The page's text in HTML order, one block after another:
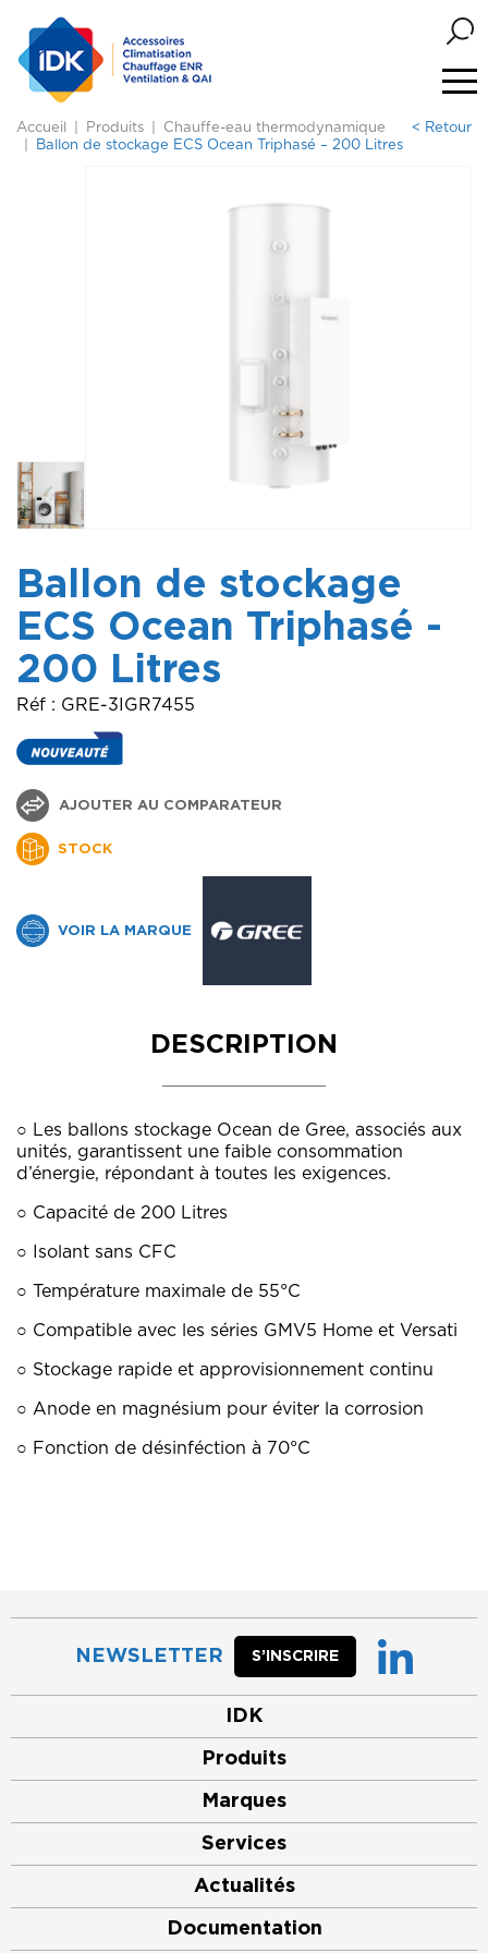
Accueil Produits
Chauffe-eau thermodynamique
Ballon de stockage ECS Ocean Triphasé – 200 Litres
< Retour
Ballon de stockage
ECS Ocean Triphasé -
200 Litres
Réf : GRE-3IGR7455
AJOUTER AU COMPARATEUR
VOIR LA MARQUE
STOCK
DESCRIPTION
○ Les ballons stockage Ocean de Gree, associés aux
unités, garantissent une faible consommation
d’énergie, répondant à toutes les exigences.
○ Capacité de 200 Litres
○ Isolant sans CFC
○ Température maximale de 55°C
○ Compatible avec les séries GMV5 Home et Versati
○ Stockage rapide et approvisionnement continu
○ Anode en magnésium pour éviter la corrosion
○ Fonction de désinféction à 70°C
NEWSLETTER S’INSCRIRE
IDK
Produits
Marques
Services
Actualités
Documentation